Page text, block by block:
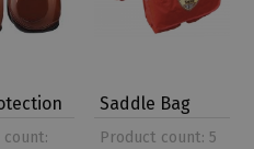
count:
Saddle Bag
Product count: 5